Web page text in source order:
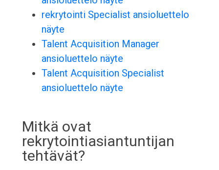
rekrytointi Specialist ansioluettelo
näyte
Talent Acquisition Manager
ansioluettelo näyte
Talent Acquisition Specialist
ansioluettelo näyte
Mitkä ovat
rekrytointiasiantuntijan
tehtävät?